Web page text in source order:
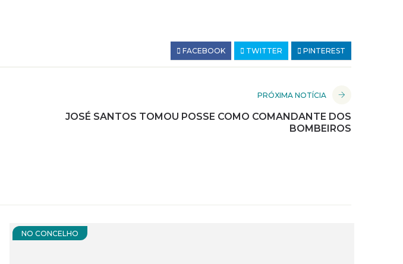
FACEBOOK TWITTER PINTEREST
PRÓXIMA NOTÍCIA
JOSÉ SANTOS TOMOU POSSE COMO COMANDANTE DOS
BOMBEIROS
NO CONCELHO